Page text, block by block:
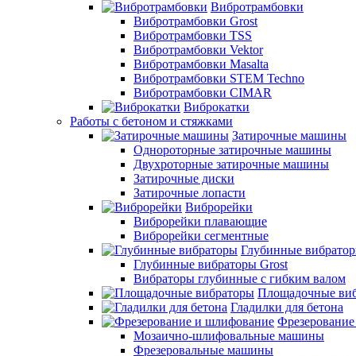
Вибротрамбовки
Вибротрамбовки Grost
Вибротрамбовки TSS
Вибротрамбовки Vektor
Вибротрамбовки Masalta
Вибротрамбовки STEM Techno
Вибротрамбовки CIMAR
Виброкатки
Работы с бетоном и стяжками
Затирочные машины
Однороторные затирочные машины
Двухроторные затирочные машины
Затирочные диски
Затирочные лопасти
Виброрейки
Виброрейки плавающие
Виброрейки сегментные
Глубинные
Глубинные вибраторы Grost
Вибраторы глубинные с гибким валом
Площадочные
Гладилки для бетона
Мозаично-шлифовальные машины
Фрезеровальные машины